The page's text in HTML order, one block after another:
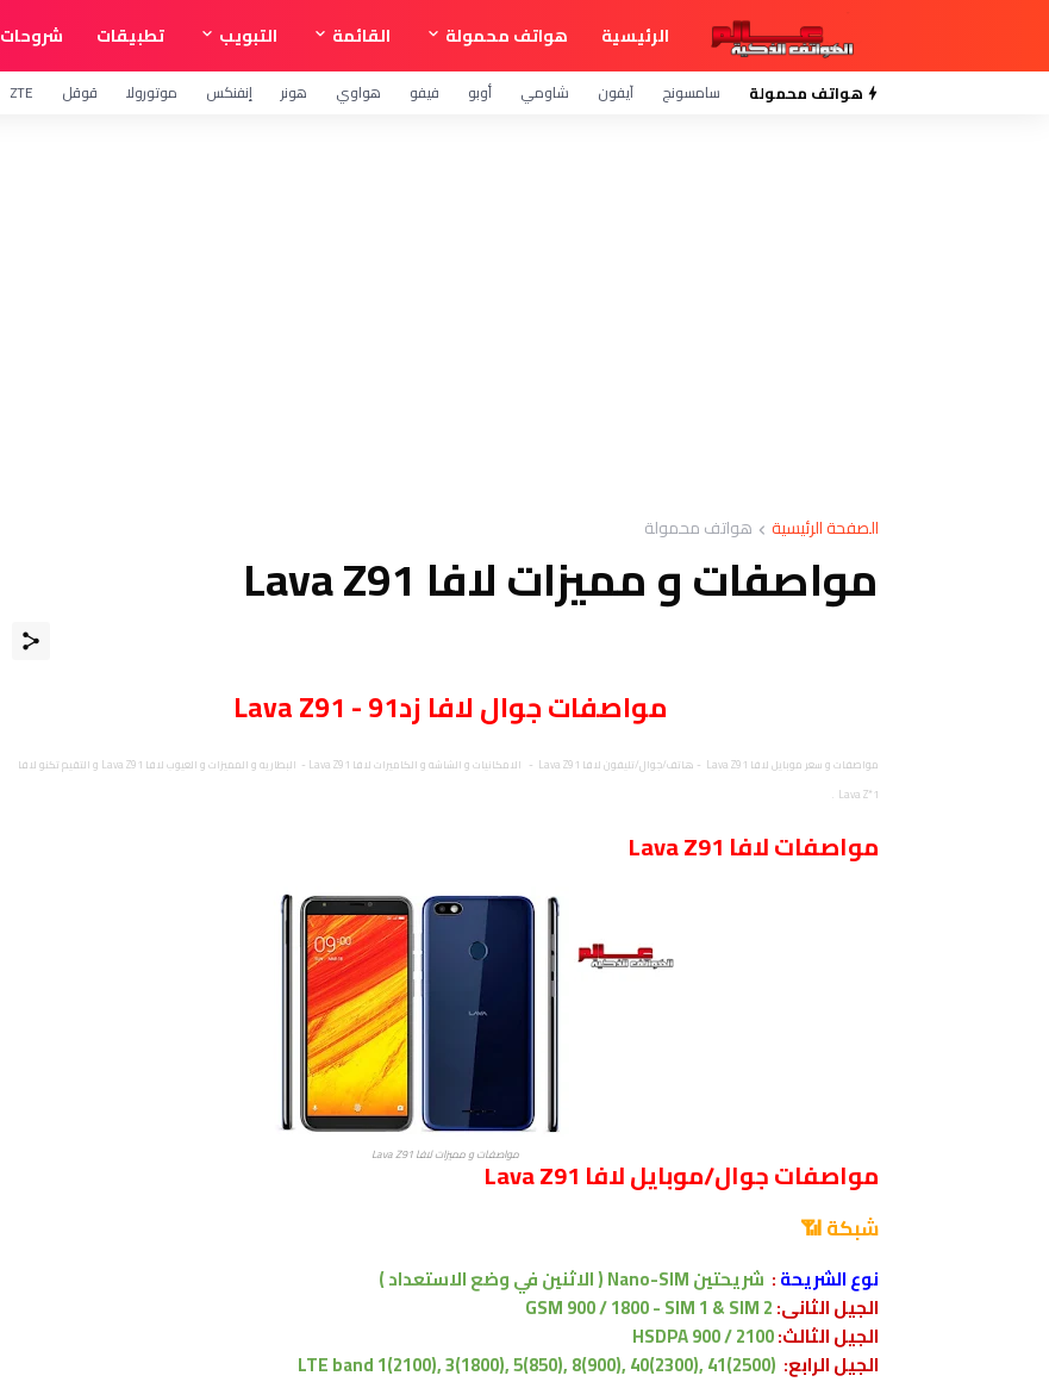
الرئيسية هواتف محمولة القائمة التبويب تطبيقات شروحات
هواتف محمولة سامسونج آيفون شاومي أوبو فيفو هواوي هونر إنفنكس موتورولا قوقل ZTE
الصفحة الرئيسية هواتف محمولة
مواصفات و مميزات لافا Lava Z91
مواصفاتجواللافا زد91 - Lava Z91
مواصفات و سعر موبايل لافا Lava Z91 - هاتف/جوال/تليفون لافا Lava Z91 - الامكانيات و الشاشه و الكاميرات لافا Lava Z91 - البطاريه و المميزات و العيوب لافا Lava Z91 و التقيم تكنو لافا
Lava Z*1 .
مواصفاتلافا Lava Z91
مواصفات و مميزات لافا Lava Z91 مواصفات جوال/موبايل لافا Lava Z91
شبكة 📶
نوع الشريحة: شريحتين Nano-SIM ( الاثنين في وضع الاستعداد )
الجيل الثانى:GSM 900 / 1800 - SIM 1 & SIM 2
الجيل الثالث:HSDPA 900 / 2100
الجيل الرابع: LTE band 1(2100), 3(1800), 5(850), 8(900), 40(2300), 41(2500)